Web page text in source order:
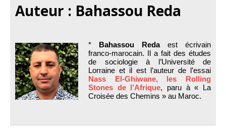
Auteur : Bahassou Reda
* Bahassou Redaest écrivain
franco-marocain. Il a fait des études
de sociologie à l’Université de
Lorraine et il est l’auteur de l’essai
Nass El-Ghiwane, les Rolling
Stones de l’Afrique, paru à « La
Croisée des Chemins » au Maroc.